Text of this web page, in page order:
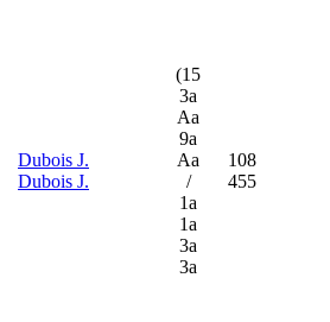
Dubois J.
Dubois J.
(15
3a
Aa
9a
Aa
/
1a
1a
3a
3a
108
455